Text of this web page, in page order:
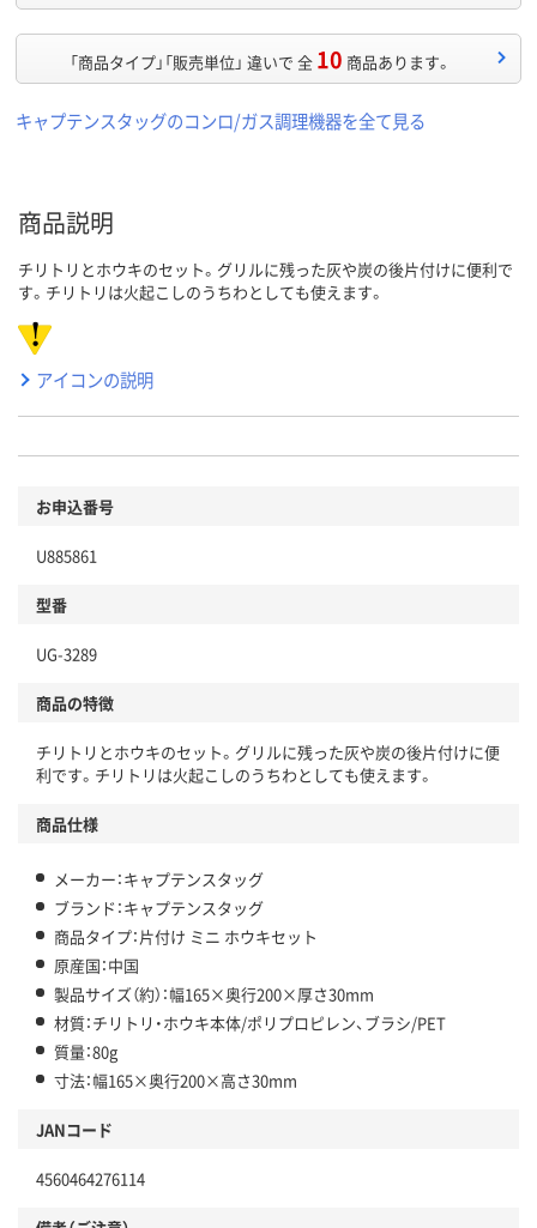
「商品タイプ」「販売単位」 違いで 全 10 商品あります。
キャプテンスタッグのコンロ/ガス調理機器を全て見る
商品説明
チリトリとホウキのセット。グリルに残った灰や炭の後片付けに便利で
す。チリトリは火起こしのうちわとしても使えます。
アイコンの説明
お申込番号
U885861
型番
UG-3289
商品の特徴
チリトリとホウキのセット。グリルに残った灰や炭の後片付けに便
利です。チリトリは火起こしのうちわとしても使えます。
商品仕様
メーカー：キャプテンスタッグ
ブランド：キャプテンスタッグ
商品タイプ：片付け ミニ ホウキセット
原産国：中国
製品サイズ（約）：幅165×奥行200×厚さ30mm
材質：チリトリ・ホウキ本体/ポリプロピレン、ブラシ/PET
質量：80g
寸法：幅165×奥行200×高さ30mm
JANコード
4560464276114